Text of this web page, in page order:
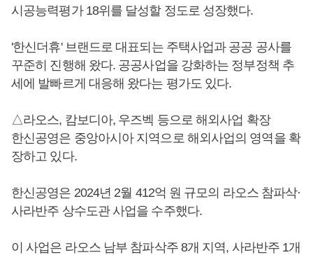
시공능력평가 18위를 달성할 정도로 성장했다.
'한신더휴' 브랜드로 대표되는 주택사업과 공공 공사를
꾸준히 진행해 왔다. 공공사업을 강화하는 정부정책 추
세에 발빠르게 대응해 왔다는 평가도 있다.
△라오스, 캄보디아, 우즈벡 등으로 해외사업 확장
한신공영은 중앙아시아 지역으로 해외사업의 영역을 확
장하고 있다.
한신공영은 2024년 2월 412억 원 규모의 라오스 참파삭·
사라반주 상수도관 사업을 수주했다.
이 사업은 라오스 남부 참파삭주 8개 지역, 사라반주 1개